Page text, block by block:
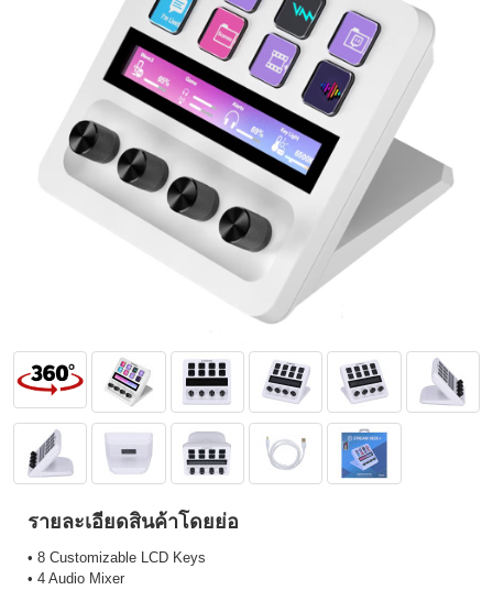
รายละเอียดสินค้าโดยย่อ
• 8 Customizable LCD Keys
• 4 Audio Mixer